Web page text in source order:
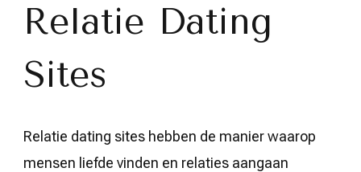
Relatie Dating
Sites
Relatie dating sites hebben de manier waarop
mensen liefde vinden en relaties aangaan